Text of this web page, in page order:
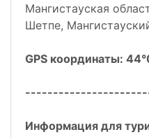
Мангистауская
Шетпе,
GPS координаты:
Информация для